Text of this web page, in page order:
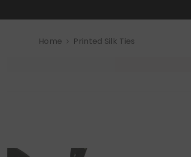
Home Printed Silk Ties